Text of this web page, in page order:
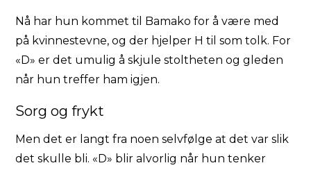
Nå har hun kommet til Bamako for å være med
på kvinnestevne, og der hjelper H til som tolk. For
«D» er det umulig å skjule stoltheten og gleden
når hun treffer ham igjen.
Sorg og frykt
Men det er langt fra noen selvfølge at det var slik
det skulle bli. «D» blir alvorlig når hun tenker